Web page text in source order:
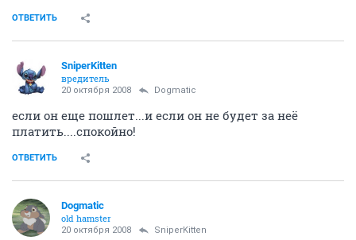
ОТВЕТИТЬ
SniperKitten
вредитель
20 октября 2008 Dogmatic
если он еще пошлет...и если он не будет за неё
платить....спокойно!
ОТВЕТИТЬ
Dogmatic
old hamster
20 октября 2008 SniperKitten